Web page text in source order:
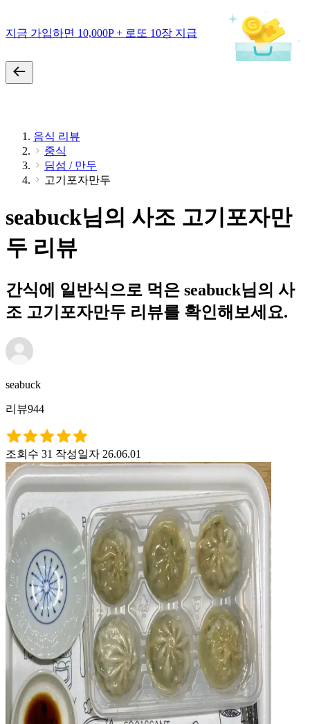
지금 가입하면 10,000P + 로또 10장 지급
음식 리뷰
중식
딤섬 / 만두
고기포자만두
seabuck님의 사조 고기포자만
두 리뷰
간식에 일반식으로 먹은 seabuck님의 사
조 고기포자만두 리뷰를 확인해보세요.
seabuck
리뷰944
조회수 31 작성일자 26.06.01